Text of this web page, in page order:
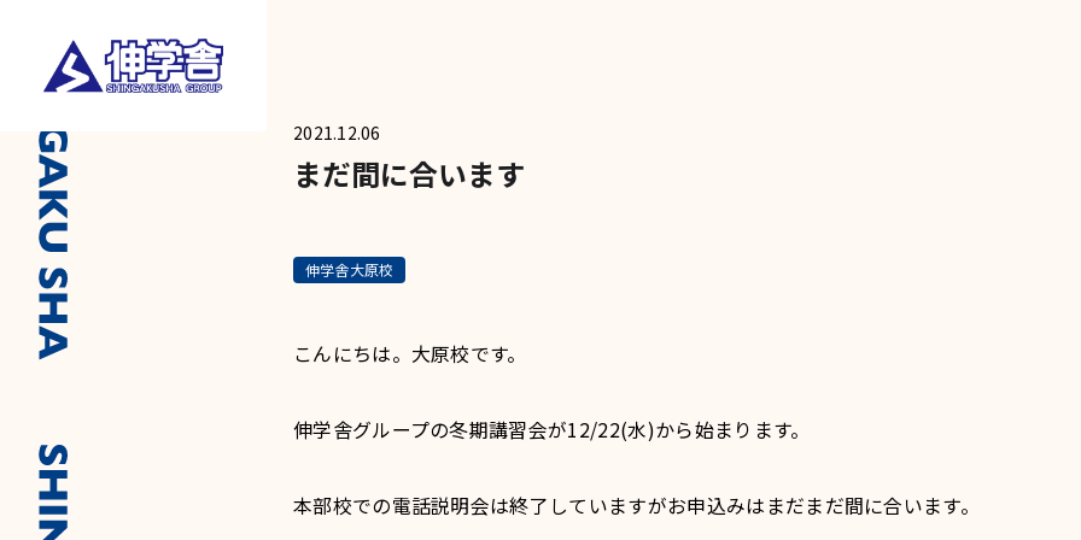
2021.12.06
まだ間に合います
伸学舎大原校
こんにちは。大原校です。
伸学舎グループの冬期講習会が12/22(水)から始まります。
本部校での電話説明会は終了していますがお申込みはまだまだ間に合います。